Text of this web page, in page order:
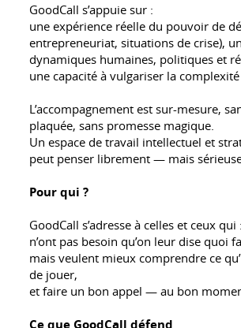
GoodCall s’appuie sur :
une expérience réelle du pouvoir de
entrepreneuriat, situations de crise),
dynamiques humaines, politiques et
une capacité à vulgariser la complexité
L’accompagnement est sur-mesure,
plaquée, sans promesse magique.
Un espace de travail intellectuel et
peut penser librement — mais
Pour qui ?
GoodCall s’adresse à celles et ceux qui :
n’ont pas besoin qu’on leur dise quoi
mais veulent mieux comprendre ce
de jouer,
et faire un bon appel — au bon
Ce que GoodCall défend